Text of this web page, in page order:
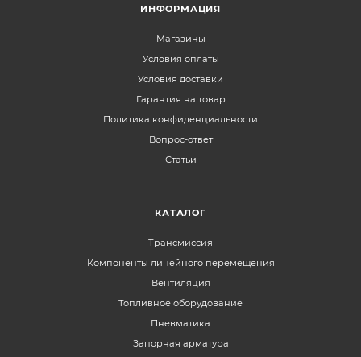
ИНФОРМАЦИЯ
Магазины
Условия оплаты
Условия доставки
Гарантия на товар
Политика конфиденциальности
Вопрос-ответ
Статьи
КАТАЛОГ
Трансмиссия
Компоненты линейного перемещения
Вентиляция
Топливное оборудование
Пневматика
Запорная арматура